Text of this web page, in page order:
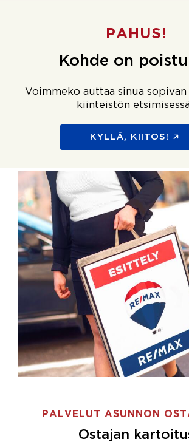
PAHUS!
Kohde on
Voimmeko auttaa sinua sopivan
kiinteistön
KYLLÄ, KIITOS!
PALVELUT ASUNNON
Ostajan